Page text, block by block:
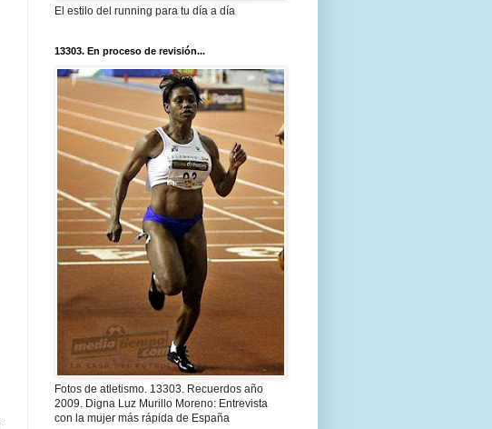
El estilo del running para tu día a día
13303. En proceso de revisión...
Fotos de atletismo. 13303. Recuerdos año
2009. Digna Luz Murillo Moreno: Entrevista
con la mujer más rápida de España